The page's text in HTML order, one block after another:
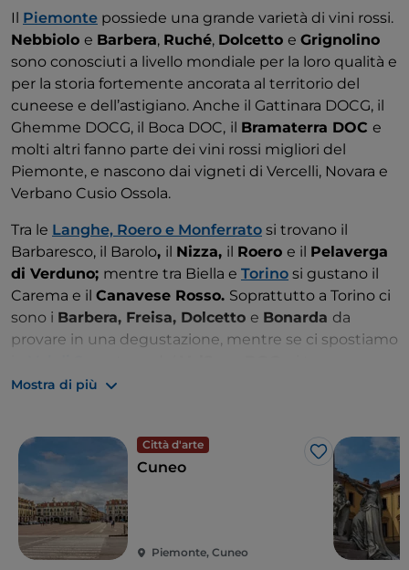
Il Piemonte possiede una grande varietà di vini rossi.
Nebbiolo e Barbera, Ruché, Dolcetto e Grignolino
sono conosciuti a livello mondiale per la loro qualità e
per la storia fortemente ancorata al territorio del
cuneese e dell’astigiano. Anche il Gattinara DOCG, il
Ghemme DOCG, il Boca DOC, il Bramaterra DOC e
molti altri fanno parte dei vini rossi migliori del
Piemonte, e nascono dai vigneti di Vercelli, Novara e
Verbano Cusio Ossola.
Tra le Langhe, Roero e Monferrato si trovano il
Barbaresco, il Barolo, il Nizza, il Roero e il Pelaverga
di Verduno; mentre tra Biella e Torino si gustano il
Carema e il Canavese Rosso. Soprattutto a Torino ci
sono i Barbera, Freisa, Dolcetto e Bonarda da
provare in una degustazione, mentre se ci spostiamo
gusti e aromi più particolari.
Mostra di più
Città d'arte
Like
Cuneo
Piemonte, Cuneo